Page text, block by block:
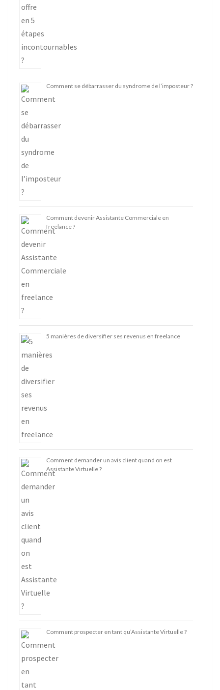
Comment se débarrasser du syndrome de l’imposteur ?
Comment devenir Assistante Commerciale en
freelance ?
5 manières de diversifier ses revenus en freelance
Comment demander un avis client quand on est
Assistante Virtuelle ?
Comment prospecter en tant qu’Assistante Virtuelle ?